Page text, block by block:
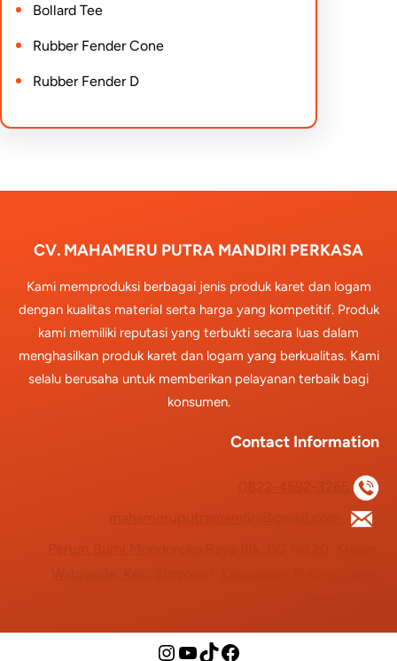
Bollard Tee
Rubber Fender Cone
Rubber Fender D
CV. MAHAMERU PUTRA MANDIRI PERKASA
Kami memproduksi berbagai jenis produk karet dan logam
dengan kualitas material serta harga yang kompetitif. Produk
kami memiliki reputasi yang terbukti secara luas dalam
menghasilkan produk karet dan logam yang berkualitas. Kami
selalu berusaha untuk memberikan pelayanan terbaik bagi
konsumen.
Contact Information
Instagram
YouTube
TikTokFacebook